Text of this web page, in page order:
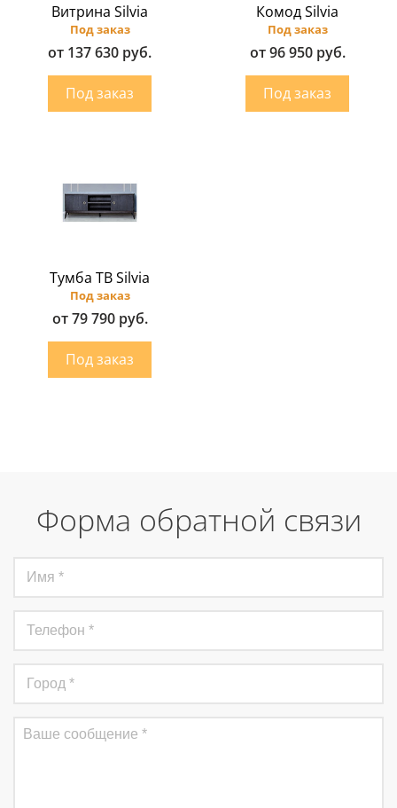
Витрина Silvia
Под заказ
от 137 630 руб.
Комод Silvia
Под заказ
от 96 950 руб.
Тумба ТВ Silvia
Под заказ
от 79 790 руб.
Форма обратной связи